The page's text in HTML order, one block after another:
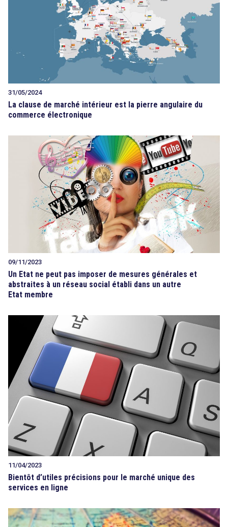
31/05/2024
La clause de marché intérieur est la pierre angulaire du
commerce électronique
09/11/2023
Un Etat ne peut pas imposer de mesures générales et
abstraites à un réseau social établi dans un autre
Etat membre
11/04/2023
Bientôt d’utiles précisions pour le marché unique des
services en ligne